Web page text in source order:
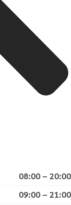
08:00 – 20:00
09:00 – 21:00